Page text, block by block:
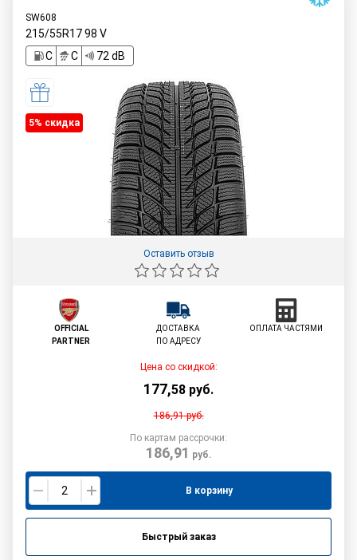
SW608
215/55R1798 V
C
C 72 dB
5% cкидка
Оставить отзыв
OFFICIAL
PARTNER
ДОСТАВКА
ПО АДРЕСУ
ОПЛАТА ЧАСТЯМИ
Цена со скидкой:
177,58 руб.
186,91руб.
По картам рассрочки:
186,91 руб.
В корзину
Быстрый заказ